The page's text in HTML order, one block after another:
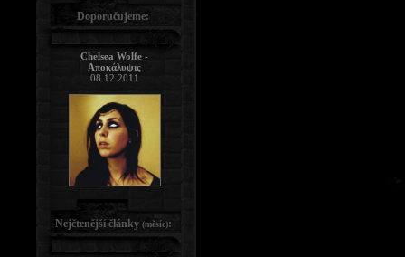
Doporučujeme:
Chelsea Wolfe -
Ἀποκάλυψις
08.12.2011
Nejčtenější články (měsíc):